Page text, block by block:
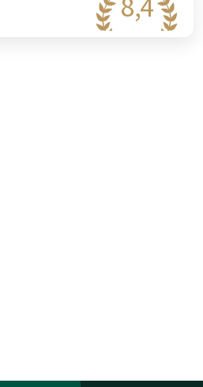
Dan vindt u ook op de
een snelle hap kunt u